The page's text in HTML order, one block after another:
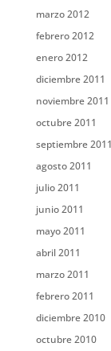
marzo 2012
febrero 2012
enero 2012
diciembre 2011
noviembre 2011
octubre 2011
septiembre 2011
agosto 2011
julio 2011
junio 2011
mayo 2011
abril 2011
marzo 2011
febrero 2011
diciembre 2010
octubre 2010